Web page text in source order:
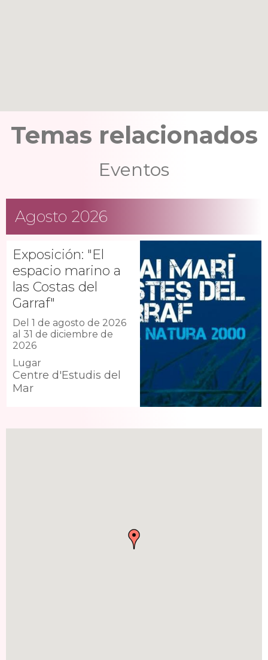
Temas relacionados
Eventos
Agosto 2026
Exposición: "El
espacio marino a
las Costas del
Garraf"
Del 1 de agosto de 2026
al 31 de diciembre de
2026
Lugar
Centre d'Estudis del
Mar